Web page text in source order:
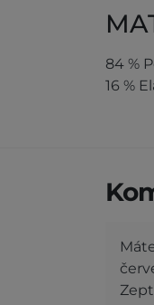
84 %
16 %